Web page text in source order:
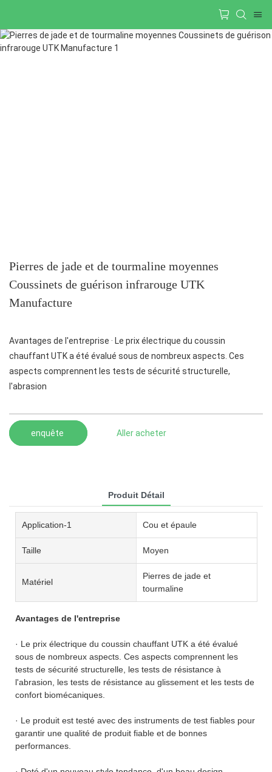
Pierres de jade et de tourmaline moyennes
Coussinets de guérison infrarouge UTK
Manufacture
Avantages de l'entreprise · Le prix électrique du coussin
chauffant UTK a été évalué sous de nombreux aspects. Ces
aspects comprennent les tests de sécurité structurelle,
l'abrasion
enquête Aller acheter
Produit Détail
Application-1 Cou et épaule
Taille Moyen
Matériel
Pierres de jade et
tourmaline
Avantages de l'entreprise
· Le prix électrique du coussin chauffant UTK a été évalué
sous de nombreux aspects. Ces aspects comprennent les
tests de sécurité structurelle, les tests de résistance à
l'abrasion, les tests de résistance au glissement et les tests de
confort biomécaniques.
· Le produit est testé avec des instruments de test fiables pour
garantir une qualité de produit fiable et de bonnes
performances.